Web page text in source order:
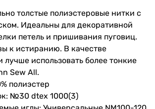
толстые полиэстеровые нитки с
Идеальны для декоративной
петель и пришивания пуговиц.
к истиранию. В качестве
лучше использовать более тонкие
Sew All.
полиэстер
№30 dtex 1000(3)